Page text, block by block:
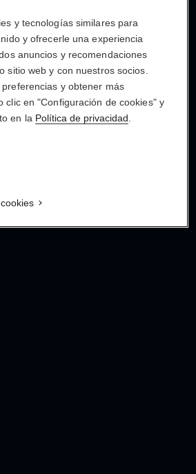
y tecnologías similares para
y ofrecerle una experiencia
anuncios y recomendaciones
sitio web y con nuestros socios.
y obtener más
clic en "Configuración de cookies" y
en la Política de privacidad